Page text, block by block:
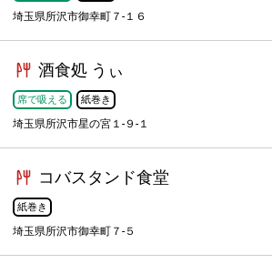
埼玉県所沢市御幸町７-１６
酒食処 うぃ
席で吸える 紙巻き
埼玉県所沢市星の宮１-９-１
コバスタンド食堂
紙巻き
埼玉県所沢市御幸町７-５